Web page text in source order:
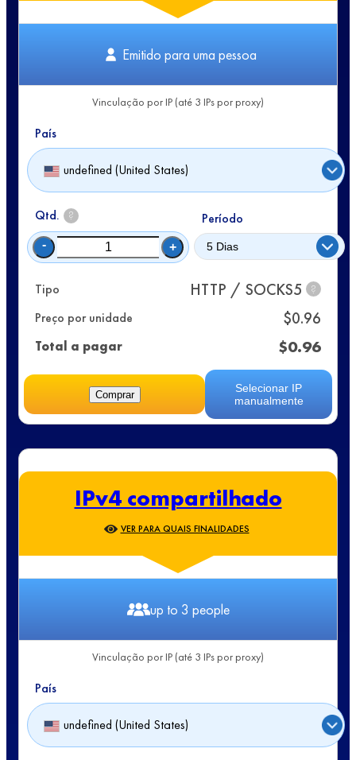
Emitido para uma pessoa
Vinculação por IP (até 3 IPs por proxy)
País
undefined (United States)
Qtd. ?
- +
Período
Tipo HTTP / SOCKS5 ?
Preço por unidade $0.96
Total a pagar $0.96
Selecionar IP
manualmente
Comprar
IPv4 compartilhado
VER PARA QUAIS FINALIDADES
up to 3 people
Vinculação por IP (até 3 IPs por proxy)
País
undefined (United States)